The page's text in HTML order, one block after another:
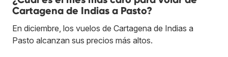
Cartagena de Indias a Pasto?
En diciembre, los vuelos de Cartagena de Indias a
Pasto alcanzan sus precios más altos.